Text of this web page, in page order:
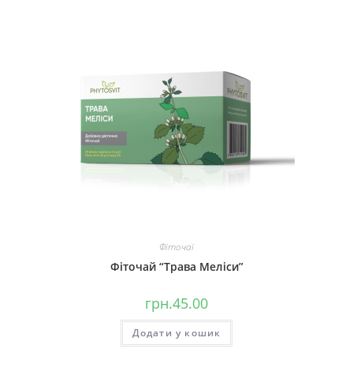
Фіточаї
Фіточай “Трава Меліси”
грн.45.00
Додати у кошик